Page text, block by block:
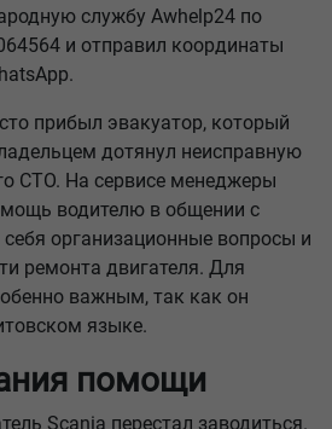
службу Awhelp24 по
и отправил координаты
прибыл эвакуатор, который
дотянул неисправную
СТО. На сервисе менеджеры
водителю в общении с
организационные вопросы и
ремонта двигателя. Для
важным, так как он
языке.
помощи
Scania перестал заводиться.